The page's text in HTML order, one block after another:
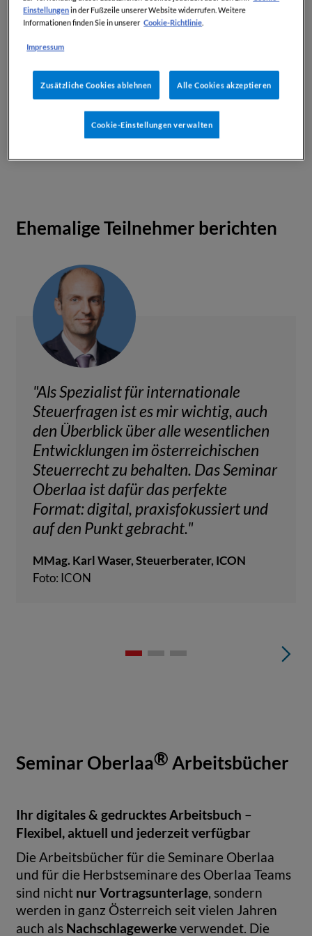
der absolvierten Fortbildungseinheiten an
die KSW.
heruntergeladen und ausgedruckt werden,
persönlichen Daten nicht mehr verändert
werden.
Ehemalige Teilnehmer berichten
"Als Spezialist für internationale
Steuerfragen ist es mir wichtig, auch
den Überblick über alle wesentlichen
Entwicklungen im österreichischen
Steuerrecht zu behalten. Das Seminar
Oberlaa ist dafür das perfekte
Format: digital, praxisfokussiert und
auf den Punkt gebracht."
MMag. Karl Waser, Steuerberater, ICON
Foto: ICON
Seminar Oberlaa® Arbeitsbücher
Ihr digitales & gedrucktes Arbeitsbuch –
Flexibel, aktuell und jederzeit verfügbar
Die Arbeitsbücher für die Seminare Oberlaa
und für die Herbstseminare des Oberlaa Teams
sind nicht nur Vortragsunterlage, sondern
werden in ganz Österreich seit vielen Jahren
auch als Nachschlagewerke verwendet. Die
Einstellungenin der Fußzeile unserer Website widerrufen. Weitere
Informationen finden Sie in unserer Cookie-Richtlinie.
Impressum
Zusätzliche Cookies ablehnen Alle Cookies akzeptieren
Cookie-Einstellungen verwalten